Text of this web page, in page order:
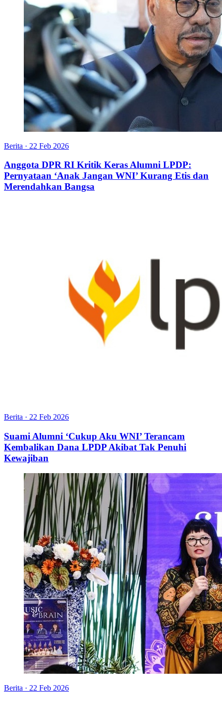
Berita · 22 Feb 2026
Anggota DPR RI Kritik Keras Alumni LPDP:
Pernyataan ‘Anak Jangan WNI’ Kurang Etis dan
Merendahkan Bangsa
Berita · 22 Feb 2026
Suami Alumni ‘Cukup Aku WNI’ Terancam
Kembalikan Dana LPDP Akibat Tak Penuhi
Kewajiban
Berita · 22 Feb 2026